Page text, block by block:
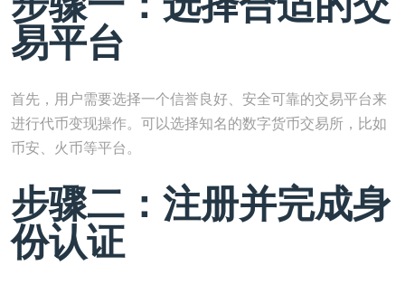
易平台
首先，用户需要选择一个信誉良好、安全可靠的交易平台来
进行代币变现操作。可以选择知名的数字货币交易所，比如
币安、火币等平台。
步骤二：注册并完成身
份认证